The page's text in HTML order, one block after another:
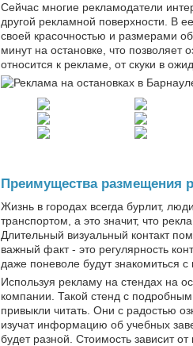
Сейчас многие рекламодатели
другой рекламной поверхности. В
своей красочностью и размерами
минут на остановке, что
относится к рекламе, от скуки в
Преимущества размещения
Жизнь в городах всегда бурлит,
транспортом, а это значит, что
Длительный визуальный контакт
важный факт - это регулярность
даже поневоле будут знакомиться
Используя рекламу на стендах на
компании. Такой стенд с
привыкли читать. Они с радостью
изучат информацию об учебных
будет разной. Стоимость зависит